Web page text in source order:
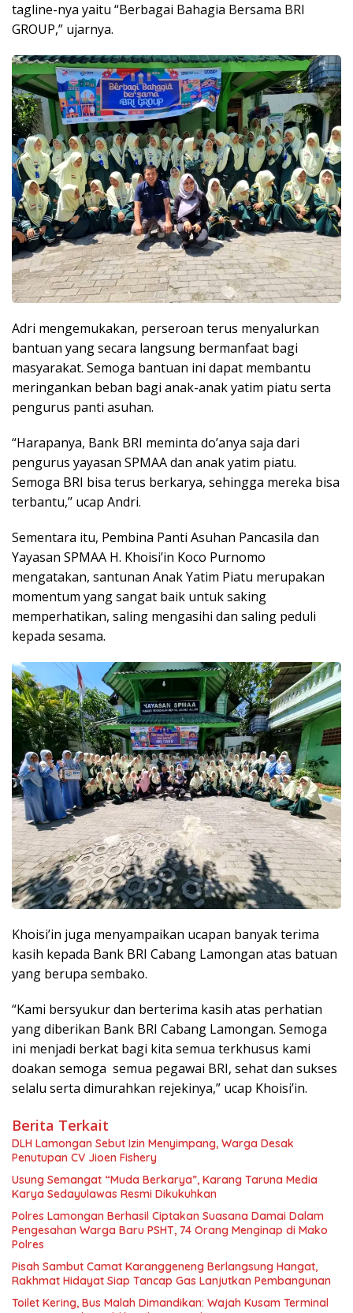
tagline-nya yaitu “Berbagai Bahagia Bersama BRI
GROUP,” ujarnya.
Adri mengemukakan, perseroan terus menyalurkan
bantuan yang secara langsung bermanfaat bagi
masyarakat. Semoga bantuan ini dapat membantu
meringankan beban bagi anak-anak yatim piatu serta
pengurus panti asuhan.
“Harapanya, Bank BRI meminta do’anya saja dari
pengurus yayasan SPMAA dan anak yatim piatu.
Semoga BRI bisa terus berkarya, sehingga mereka bisa
terbantu,’’ ucap Andri.
Sementara itu, Pembina Panti Asuhan Pancasila dan
Yayasan SPMAA H. Khoisi’in Koco Purnomo
mengatakan, santunan Anak Yatim Piatu merupakan
momentum yang sangat baik untuk saking
memperhatikan, saling mengasihi dan saling peduli
kepada sesama.
Khoisi’in juga menyampaikan ucapan banyak terima
kasih kepada Bank BRI Cabang Lamongan atas batuan
yang berupa sembako.
“Kami bersyukur dan berterima kasih atas perhatian
yang diberikan Bank BRI Cabang Lamongan. Semoga
ini menjadi berkat bagi kita semua terkhusus kami
doakan semoga semua pegawai BRI, sehat dan sukses
selalu serta dimurahkan rejekinya,” ucap Khoisi’in.
Berita Terkait
DLH Lamongan Sebut Izin Menyimpang, Warga Desak
Penutupan CV Jioen Fishery
Usung Semangat “Muda Berkarya”, Karang Taruna Media
Karya Sedayulawas Resmi Dikukuhkan
Polres Lamongan Berhasil Ciptakan Suasana Damai Dalam
Pengesahan Warga Baru PSHT, 74 Orang Menginap di Mako
Polres
Pisah Sambut Camat Karanggeneng Berlangsung Hangat,
Rakhmat Hidayat Siap Tancap Gas Lanjutkan Pembangunan
Toilet Kering, Bus Malah Dimandikan: Wajah Kusam Terminal